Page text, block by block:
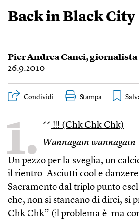
Back in Black City
Pier Andrea Canei, giornalista
26.9.2010
Condividi Stampa
**
1.
!!! (Chk Chk Chk)
Wannagain wannagain
Un pezzo per la sveglia, un
il rientro. Asciutti cool e
Sacramento dal triplo punto
che, non si stancano di dirci, si
Chk Chk” (il problema è: ma